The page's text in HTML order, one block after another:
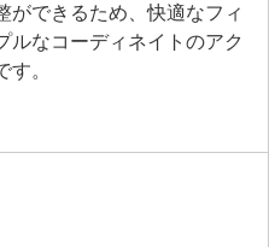
ができるため、快適なフィ
ルなコーディネイトのアク
。